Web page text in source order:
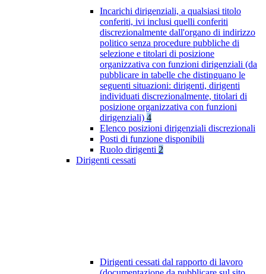
Incarichi dirigenziali, a qualsiasi titolo
conferiti, ivi inclusi quelli conferiti
discrezionalmente dall'organo di indirizzo
politico senza procedure pubbliche di
selezione e titolari di posizione
organizzativa con funzioni dirigenziali (da
pubblicare in tabelle che distinguano le
seguenti situazioni: dirigenti, dirigenti
individuati discrezionalmente, titolari di
posizione organizzativa con funzioni
dirigenziali) 4
Elenco posizioni dirigenziali discrezionali
Posti di funzione disponibili
Ruolo dirigenti 2
Dirigenti cessati
Dirigenti cessati dal rapporto di lavoro